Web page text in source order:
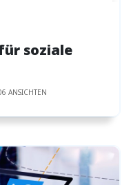
soziale
ANSICHTEN